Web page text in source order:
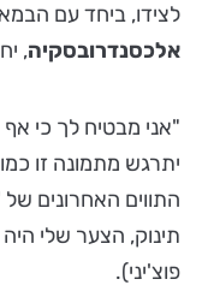
לצידו, ביחד עם
אלכסנדרובסקיה,
"אני מבטיח לך כי
יתרגש מתמונה זו
התווים האחרונים
תינוק, הצער שלי
פוצ'יני).